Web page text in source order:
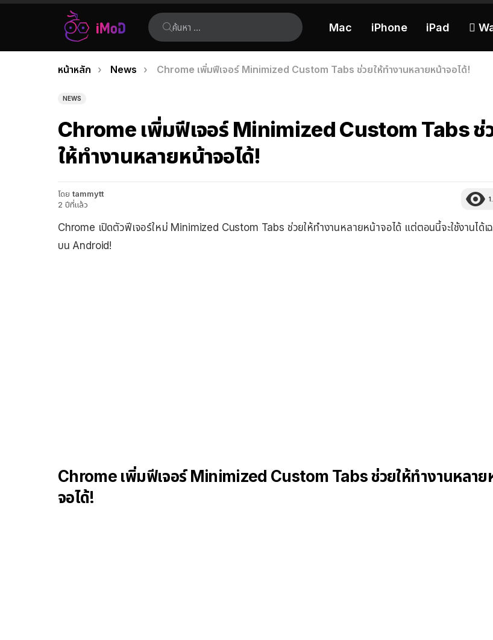
ค้นหา:
Mac iPhone iPad 
เรื่อง
ล่าสุด
คุณอยู่ที่นี่:
หน้าหลัก News Chrome เพิ่มฟีเจอร์ Minimized Custom Tabs ช่วยให้ทำงานหลายหน้าจอได้!
NEWS
Chrome เพิ่มฟีเจอร์ Minimized Custom Tabs ช่
ให้ทำงานหลายหน้าจอได้!
โดย tammytt
2 ปีที่แล้ว
Chrome เปิดตัวฟีเจอร์ใหม่ Minimized Custom Tabs ช่วยให้ทำงานหลายหน้าจอได้ แต่ตอนนี้จะใช้งานได้เ
บน Android!
Chrome เพิ่มฟีเจอร์ Minimized Custom Tabs ช่วยให้ทำงานหลาย
จอได้!